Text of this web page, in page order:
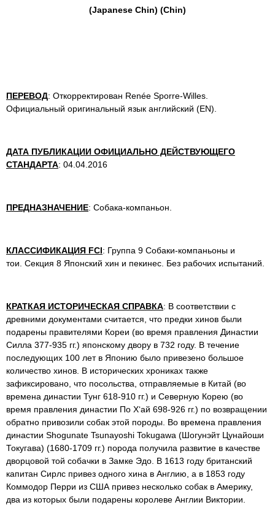
(Japanese Chin) (Chin)
ПЕРЕВОД: Откорректирован Renée Sporre-Willes.
Официальный оригинальный язык английский (EN).
ДАТА ПУБЛИКАЦИИ ОФИЦИАЛЬНО ДЕЙСТВУЮЩЕГО
СТАНДАРТА: 04.04.2016
ПРЕДНАЗНАЧЕНИЕ: Собака-компаньон.
КЛАССИФИКАЦИЯ FCI: Группа 9 Собаки-компаньоны и
тои. Секция 8 Японский хин и пекинес. Без рабочих испытаний.
КРАТКАЯ ИСТОРИЧЕСКАЯ СПРАВКА: В соответствии с
древними документами считается, что предки хинов были
подарены правителями Кореи (во время правления Династии
Силла 377-935 гг.) японскому двору в 732 году. В течение
последующих 100 лет в Японию было привезено большое
количество хинов. В исторических хрониках также
зафиксировано, что посольства, отправляемые в Китай (во
времена династии Тунг 618-910 гг.) и Северную Корею (во
время правления династии По Х‘ай 698-926 гг.) по возвращении
обратно привозили собак этой породы. Во времена правления
династии Shogunate Tsunayoshi Tokugawa (Шогунэйт Цунайоши
Токугава) (1680-1709 гг.) порода получила развитие в качестве
дворцовой той собачки в Замке Эдо. В 1613 году британский
капитан Сирлс привез одного хина в Англию, а в 1853 году
Коммодор Перри из США привез несколько собак в Америку,
два из которых были подарены королеве Англии Виктории.